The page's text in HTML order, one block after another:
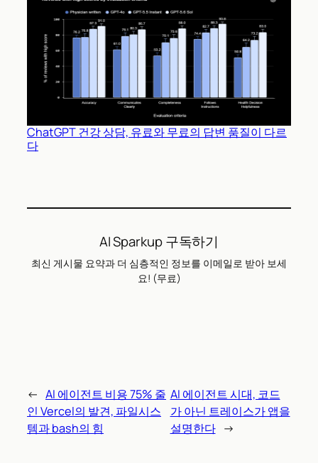
ChatGPT 건강 상담, 유료와 무료의 답변 품질이 다르
다
AI Sparkup 구독하기
최신 게시물 요약과 더 심층적인 정보를 이메일로 받아 보세
요! (무료)
← AI 에이전트 비용 75% 줄
인 Vercel의 발견, 파일시스
템과 bash의 힘
AI 에이전트 시대, 코드
가 아닌 트레이스가 앱을
설명한다 →